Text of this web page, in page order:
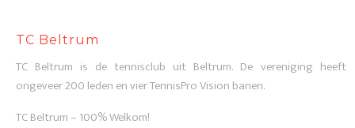
TC Beltrum
TC Beltrum is de tennisclub uit Beltrum. De vereniging heeft
ongeveer 200 leden en vier TennisPro Vision banen.
TC Beltrum – 100% Welkom!